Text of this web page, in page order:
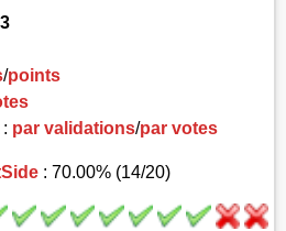
/points
par validations/par votes
: 70.00% (14/20)